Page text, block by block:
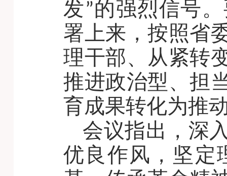
发”的强烈信号
署上来，按照省
理干部、从紧转
推进政治型、担
育成果转化为推
会议指出，深
优良作风，坚定